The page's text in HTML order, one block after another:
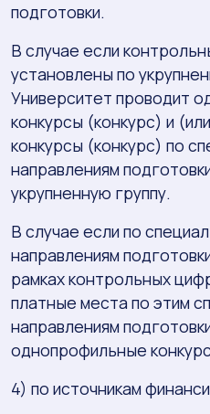
подготовки.
В случае если
установлены по
Университет проводит
конкурсы (конкурс) и
конкурсы (конкурс) по
направлениям
укрупненную группу.
В случае если по
направлениям
рамках контрольных
платные места по этим
направлениям
однопрофильные
4) по источникам